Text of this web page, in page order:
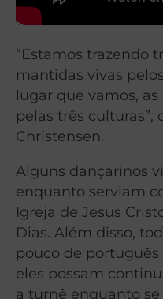
“Estamos trazendo
mantidas vivas
lugar que vamos,
pelas três culturas”,
Christensen.
Alguns dançarinos
enquanto serviam
Igreja de Jesus
Dias. Além disso,
pouco de
eles possam
a turnê enquanto